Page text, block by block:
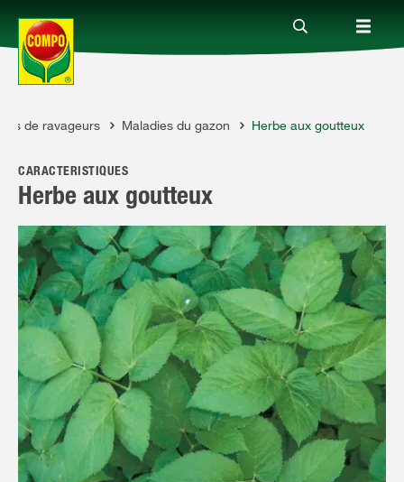
Produits
Conseil
Thèmes
Service
Qui sommes-nous?
FR NL
de ravageurs Maladies du gazon Herbe aux goutteux
CARACTÉRISTIQUES
Herbe aux goutteux